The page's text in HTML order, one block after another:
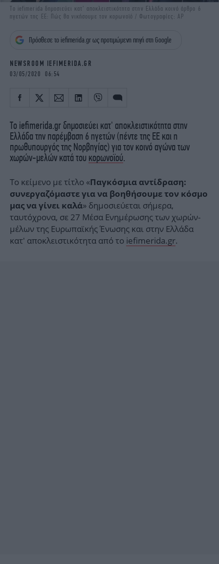
iBOOKS
OSCARS
THE OCEAN
NEWSLETTER
Το iefimerida δημοσιεύει κατ' αποκλειστικότητα στην Ελλάδα κοινό άρθρο 6
ηγετών της ΕΕ: Πώς θα νικήσουμε τον κορωνοϊό / Φωτογραφίες: AP
Πρόσθεσε το iefimerida.gr ως προτιμώμενη πηγή στη Google
NEWSROOM IEFIMERIDA.GR
03/05/2020 06:54
Το iefimerida.gr δημοσιεύει κατ' αποκλειστικότητα στην
Ελλάδα την παρέμβαση 6 ηγετών (πέντε της ΕΕ και η
πρωθυπουργός της Νορβηγίας) για τον κοινό αγώνα των
χωρών-μελών κατά του κορωνοϊού.
Το κείμενο με τίτλο «Παγκόσμια αντίδραση:
συνεργαζόμαστε για να βοηθήσουμε τον κόσμο
μας να γίνει καλά» δημοσιεύεται σήμερα,
ταυτόχρονα, σε 27 Μέσα Ενημέρωσης των χωρών-
μέλων της Ευρωπαϊκής Ένωσης και στην Ελλάδα
κατ' αποκλειστικότητα από το iefimerida.gr.